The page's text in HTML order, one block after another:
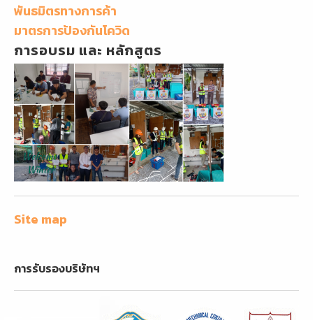
พันธมิตรทางการค้า
มาตรการป้องกันโควิด
การอบรม และ หลักสูตร
Site map
การรับรองบริษัทฯ